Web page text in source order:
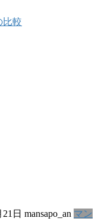
比較
日 mansapo_an マン